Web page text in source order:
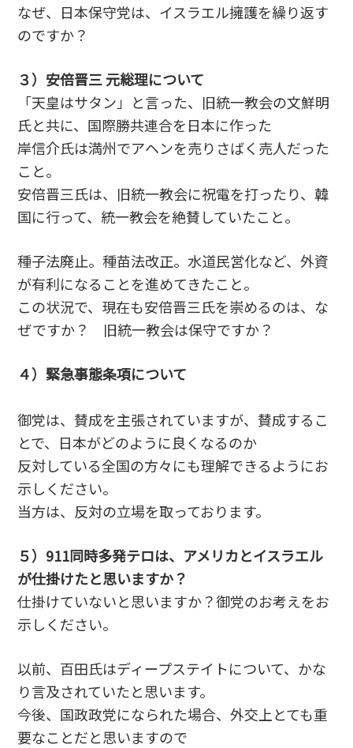
なぜ、日本保守党は、イスラエル擁護を繰り返す
のですか？
３）安倍晋三 元総理について
「天皇はサタン」と言った、旧統一教会の文鮮明
氏と共に、国際勝共連合を日本に作った
岸信介氏は満州でアヘンを売りさばく売人だった
こと。
安倍晋三氏は、旧統一教会に祝電を打ったり、韓
国に行って、統一教会を絶賛していたこと。
種子法廃止。種苗法改正。水道民営化など、外資
が有利になることを進めてきたこと。
この状況で、現在も安倍晋三氏を崇めるのは、な
ぜですか？ 旧統一教会は保守ですか？
４）緊急事態条項について
御党は、賛成を主張されていますが、賛成するこ
とで、日本がどのように良くなるのか
反対している全国の方々にも理解できるようにお
示しください。
当方は、反対の立場を取っております。
５）911同時多発テロは、アメリカとイスラエル
が仕掛けたと思いますか？
仕掛けていないと思いますか？御党のお考えをお
示しください。
以前、百田氏はディープステイトについて、かな
り言及されていたと思います。
今後、国政政党になられた場合、外交上とても重
要なことだと思いますので